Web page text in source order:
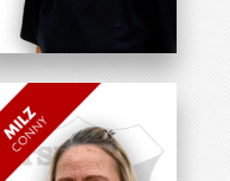
Annemarie Harder
Übungsleiterin